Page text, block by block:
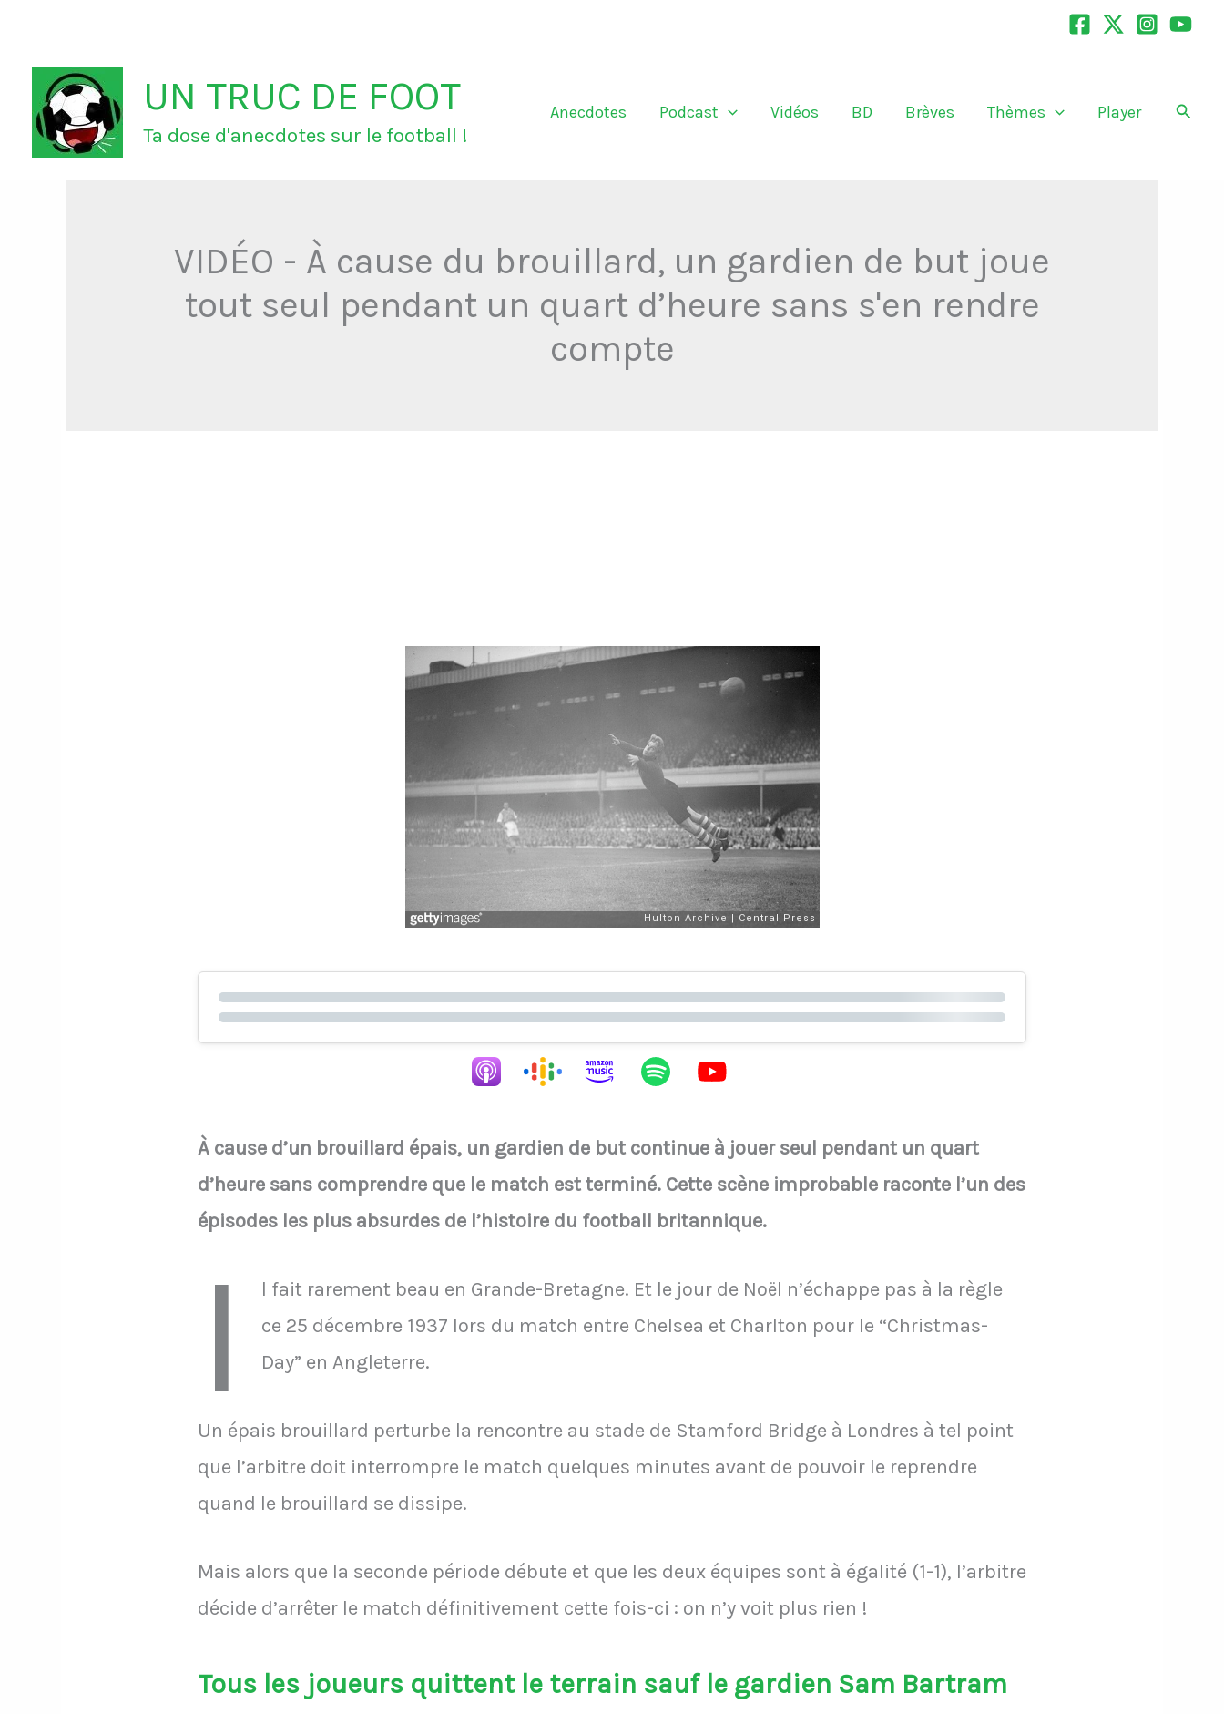
contenu
UN TRUC DE FOOT
Ta dose d'anecdotes sur le football !
Anecdotes Podcast Vidéos BD Brèves Thèmes Player
VIDÉO - À cause du brouillard, un gardien de but joue
tout seul pendant un quart d’heure sans s'en rendre
compte
À cause d’un brouillard épais, un gardien de but continue à jouer seul pendant un quart
d’heure sans comprendre que le match est terminé. Cette scène improbable raconte l’un des
épisodes les plus absurdes de l’histoire du football britannique.
I
l fait rarement beau en Grande-Bretagne. Et le jour de Noël n’échappe pas à la règle
ce 25 décembre 1937 lors du match entre Chel­sea et Charlton pour le “Christmas-
Day” en Angleterre.
Un épais brouillard perturbe la rencontre au stade de Stamford Bridge à Londres à tel point
que l’arbitre doit interrompre le match quelques minutes avant de pouvoir le reprendre
quand le brouillard se dissipe.
Mais alors que la seconde période débute et que les deux équipes sont à égalité (1-1), l’arbitre
décide d’arrêter le match définitivement cette fois-ci : on n’y voit plus rien !
Tous les joueurs quittent le terrain sauf le gardien Sam Bartram